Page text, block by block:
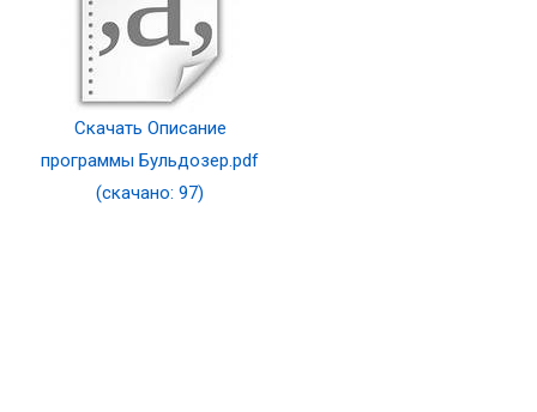
Скачать Описание
программы Бульдозер.pdf
(скачано: 97)